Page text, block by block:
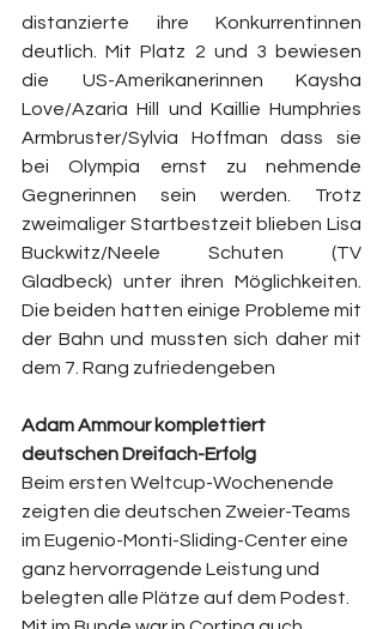
distanzierte ihre Konkurrentinnen
deutlich. Mit Platz 2 und 3 bewiesen
die US-Amerikanerinnen Kaysha
Love/Azaria Hill und Kaillie Humphries
Armbruster/Sylvia Hoffman dass sie
bei Olympia ernst zu nehmende
Gegnerinnen sein werden. Trotz
zweimaliger Startbestzeit blieben Lisa
Buckwitz/Neele Schuten (TV
Gladbeck) unter ihren Möglichkeiten.
Die beiden hatten einige Probleme mit
der Bahn und mussten sich daher mit
dem 7. Rang zufriedengeben
Adam Ammour komplettiert
deutschen Dreifach-Erfolg
Beim ersten Weltcup-Wochenende
zeigten die deutschen Zweier-Teams
im Eugenio-Monti-Sliding-Center eine
ganz hervorragende Leistung und
belegten alle Plätze auf dem Podest.